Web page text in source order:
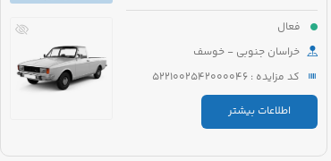
فعال
خراسان جنوبی - خوسف
کد مزایده : 5221002542000046
اطلاعات بیشتر